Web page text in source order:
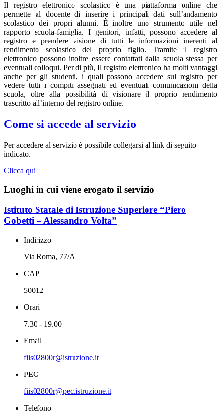
Il registro elettronico scolastico è una piattaforma online che
permette al docente di inserire i principali dati sull’andamento
scolastico dei propri alunni. È inoltre uno strumento utile nel
rapporto scuola-famiglia. I genitori, infatti, possono accedere al
registro e prendere visione di tutti le informazioni inerenti al
rendimento scolastico del proprio figlio. Tramite il registro
elettronico possono inoltre essere contattati dalla scuola stessa per
eventuali colloqui. Per di più, Il registro elettronico ha molti vantaggi
anche per gli studenti, i quali possono accedere sul registro per
vedere tutti i compiti assegnati ed eventuali comunicazioni della
scuola, oltre alla possibilità di visionare il proprio rendimento
trascritto all’interno del registro online.
Come si accede al servizio
Per accedere al servizio è possibile collegarsi al link di seguito
indicato.
Clicca qui
Luoghi in cui viene erogato il servizio
Istituto Statale di Istruzione Superiore “Piero
Gobetti – Alessandro Volta”
Indirizzo
Via Roma, 77/A
CAP
50012
Orari
7.30 - 19.00
Email
fiis02800r@istruzione.it
PEC
fiis02800r@pec.istruzione.it
Telefono